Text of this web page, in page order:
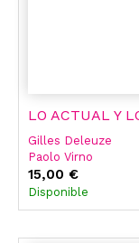
LO ACTUAL Y
Gilles Deleuze
Paolo Virno
François Dosse
Adrian Cangi
15,00 €
Disponible